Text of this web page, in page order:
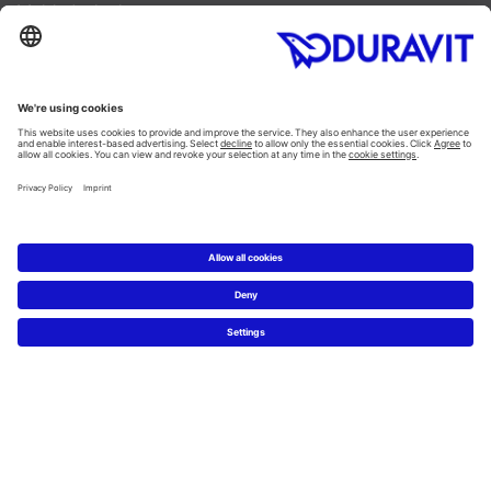
Meble łazienkowe
Kategorie
Kreator łazienkowy
Wiedza o materiałach
5 kroków do łazienki marzeń
Nowości i artykuły prasowe
Zdjęcia prasowe
Kontakt
Najczęściej zadawane pytania